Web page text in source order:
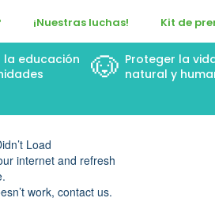
¡Nuestras luchas! Kit de
educación
🐶 Proteger la
natural y
Load
internet and refresh
work, contact us.